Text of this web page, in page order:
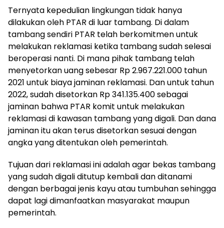
Ternyata kepedulian lingkungan tidak hanya
dilakukan oleh PTAR di luar tambang. Di dalam
tambang sendiri PTAR telah berkomitmen untuk
melakukan reklamasi ketika tambang sudah selesai
beroperasi nanti. Di mana pihak tambang telah
menyetorkan uang sebesar Rp 2.967.221.000 tahun
2021 untuk biaya jaminan reklamasi. Dan untuk tahun
2022, sudah disetorkan Rp 341.135.400 sebagai
jaminan bahwa PTAR komit untuk melakukan
reklamasi di kawasan tambang yang digali. Dan dana
jaminan itu akan terus disetorkan sesuai dengan
angka yang ditentukan oleh pemerintah.
Tujuan dari reklamasi ini adalah agar bekas tambang
yang sudah digali ditutup kembali dan ditanami
dengan berbagai jenis kayu atau tumbuhan sehingga
dapat lagi dimanfaatkan masyarakat maupun
pemerintah.